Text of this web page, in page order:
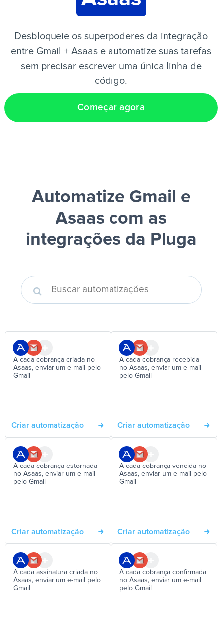
Desbloqueie os superpoderes da integração
entre Gmail + Asaas e automatize suas tarefas
sem precisar escrever uma única linha de
código.
Começar agora
Automatize Gmail e
Asaas com as
integrações da Pluga
A cada cobrança criada no
Asaas, enviar um e-mail pelo
Gmail
Criar automatização
A cada cobrança recebida
no Asaas, enviar um e-mail
pelo Gmail
Criar automatização
A cada cobrança estornada
no Asaas, enviar um e-mail
pelo Gmail
Criar automatização
A cada cobrança vencida no
Asaas, enviar um e-mail pelo
Gmail
Criar automatização
A cada assinatura criada no
Asaas, enviar um e-mail pelo
Gmail
A cada cobrança confirmada
no Asaas, enviar um e-mail
pelo Gmail